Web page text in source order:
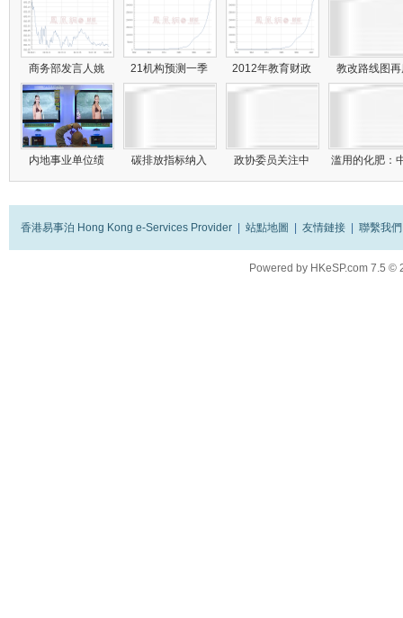
商务部发言人姚 21机构预测一季 2012年教育财政 教改路线图
内地事业单位绩 碳排放指标纳入 政协委员关注中 滥用的化肥：
香港易事泊 Hong Kong e-Services Provider 站點地圖 友情鏈接 聯繫我們
Powered by HKeSP.com 7.5 ©